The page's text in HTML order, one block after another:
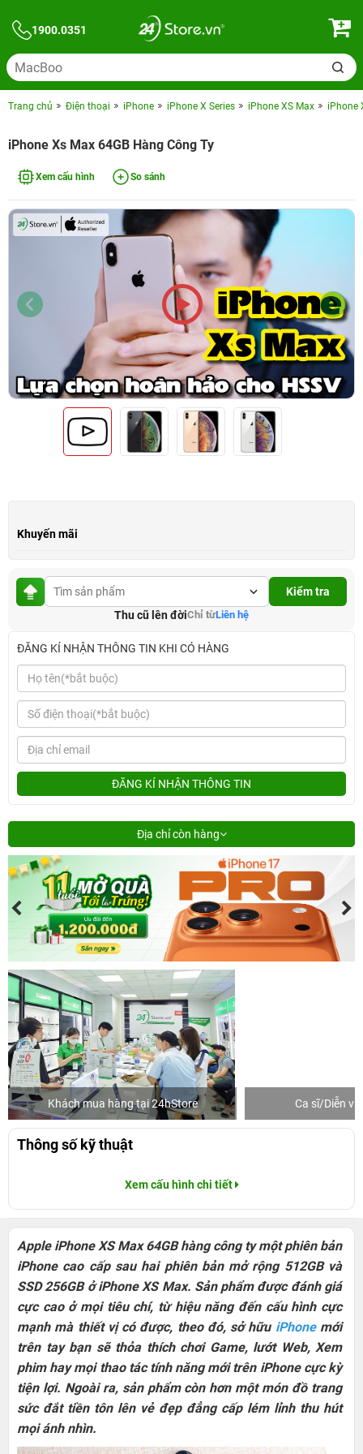
1900.0351
Trang chủ Điện thoại iPhone iPhone X Series iPhone XS Max iPhone
iPhone Xs Max 64GB Hàng Công Ty
Xem cấu hình So sánh
Khuyến mãi
Kiểm tra
Thu cũ lên đờiChỉ từLiên hệ
ĐĂNG KÍ NHẬN THÔNG TIN KHI CÓ HÀNG
ĐĂNG KÍ NHẬN THÔNG TIN
Địa chỉ còn hàng
Khách mua hàng tại 24hStore Ca sĩ/Diễn
Thông số kỹ thuật
Xem cấu hình chi tiết
Apple iPhone XS Max 64GB hàng công ty một phiên bản
iPhone cao cấp sau hai phiên bản mở rộng 512GB và
SSD 256GB ở iPhone XS Max. Sản phẩm được đánh giá
cực cao ở mọi tiêu chí, từ hiệu năng đến cấu hình cực
mạnh mà thiết vị có được, theo đó, sở hữu iPhonemới
trên tay bạn sẽ thỏa thích chơi Game, lướt Web, Xem
phim hay mọi thao tác tính năng mới trên iPhone cực kỳ
tiện lợi. Ngoài ra, sản phẩm còn hơn một món đồ trang
sức đắt tiền tôn lên vẻ đẹp đẳng cấp lém lỉnh thu hút
mọi ánh nhìn.